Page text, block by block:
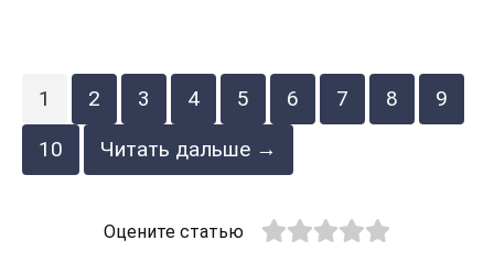
1 2 3 4 5 6 7 8
9
10
Читать дальше →
Оцените статью